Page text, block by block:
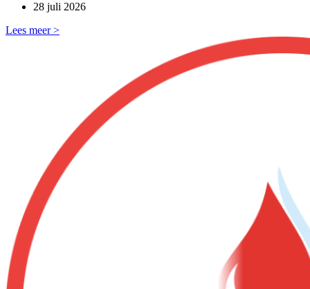
28 juli 2026
Lees meer >